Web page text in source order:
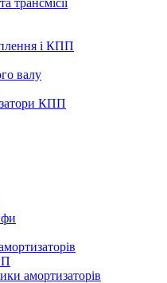
трансмісії
і КПП
валу
КПП
амортизаторів